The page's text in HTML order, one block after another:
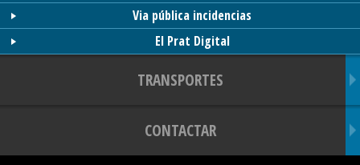
Via pública incidencias
El Prat Digital
TRANSPORTES
CONTACTAR